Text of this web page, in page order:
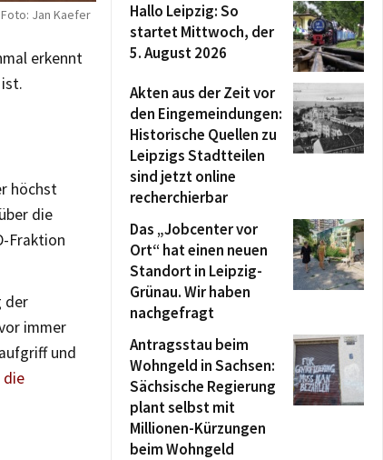
Jan Kaefer
erkennt
höchst
die
Fraktion
der
immer
und
die
Hallo Leipzig: So
startet Mittwoch, der
5. August 2026
Akten aus der Zeit vor
den Eingemeindungen:
Historische Quellen zu
Leipzigs Stadtteilen
sind jetzt online
recherchierbar
Das „Jobcenter vor
Ort“ hat einen neuen
Standort in Leipzig-
Grünau. Wir haben
nachgefragt
Antragsstau beim
Wohngeld in Sachsen:
Sächsische Regierung
plant selbst mit
Millionen-Kürzungen
beim Wohngeld